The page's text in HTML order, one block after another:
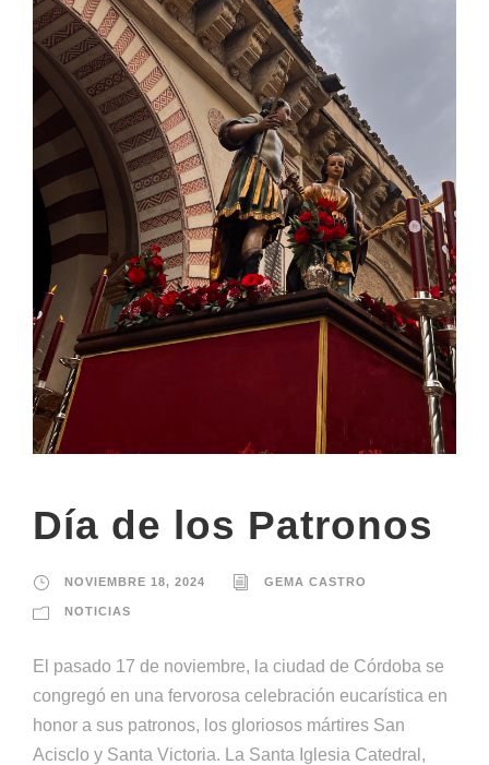
Día de los Patronos
NOVIEMBRE 18, 2024 GEMA CASTRO
NOTICIAS
El pasado 17 de noviembre, la ciudad de Córdoba se
congregó en una fervorosa celebración eucarística en
honor a sus patronos, los gloriosos mártires San
Acisclo y Santa Victoria. La Santa Iglesia Catedral,